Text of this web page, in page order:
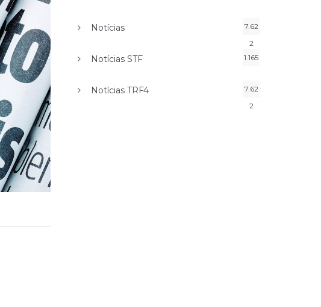
Notícias
7.62
2
Notícias STF 1.165
Notícias TRF4
7.62
2